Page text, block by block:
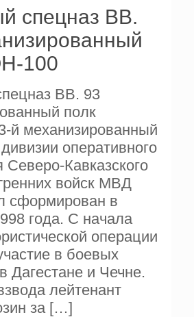
спецназ ВВ.
100
ВВ. 93
полк
й механизированный
оперативного
Северо-Кавказского
войск МВД
сформирован в
года. С начала
операции
в боевых
Дагестане и Чечне.
лейтенант
за […]